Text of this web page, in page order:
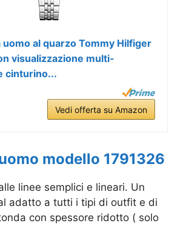
uomo al quarzo Tommy Hilfiger
visualizzazione multi-
cinturino...
Vedi offerta su Amazon
modello 1791326
linee semplici e lineari. Un
adatto a tutti i tipi di outfit e di
con spessore ridotto ( solo